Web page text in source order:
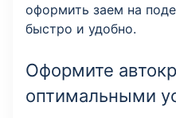
оформить заем на
быстро и удобно.
Оформите
оптимальными